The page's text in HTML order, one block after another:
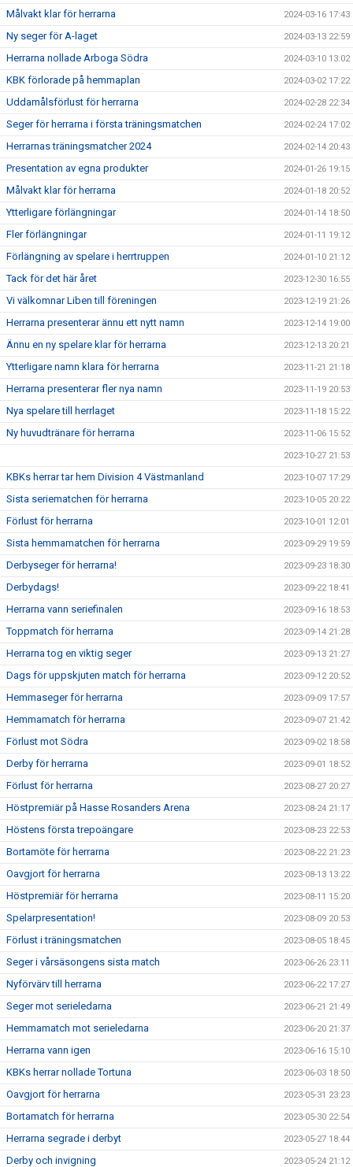
Målvakt klar för herrarna 2024-03-16 17:43
Ny seger för A-laget 2024-03-13 22:59
Herrarna nollade Arboga Södra 2024-03-10 13:02
KBK förlorade på hemmaplan 2024-03-02 17:22
Uddamålsförlust för herrarna 2024-02-28 22:34
Seger för herrarna i första träningsmatchen 2024-02-24 17:02
Herrarnas träningsmatcher 2024 2024-02-14 20:43
Presentation av egna produkter 2024-01-26 19:15
Målvakt klar för herrarna 2024-01-18 20:52
Ytterligare förlängningar 2024-01-14 18:50
Fler förlängningar 2024-01-11 19:12
Förlängning av spelare i herrtruppen 2024-01-10 21:12
Tack för det här året 2023-12-30 16:55
Vi välkomnar Liben till föreningen 2023-12-19 21:26
Herrarna presenterar ännu ett nytt namn 2023-12-14 19:00
Ännu en ny spelare klar för herrarna 2023-12-13 20:21
Ytterligare namn klara för herrarna 2023-11-21 21:18
Herrarna presenterar fler nya namn 2023-11-19 20:53
Nya spelare till herrlaget 2023-11-18 15:22
Ny huvudtränare för herrarna 2023-11-06 15:52
2023-10-27 21:53
KBKs herrar tar hem Division 4 Västmanland 2023-10-07 17:29
Sista seriematchen för herrarna 2023-10-05 20:22
Förlust för herrarna 2023-10-01 12:01
Sista hemmamatchen för herrarna 2023-09-29 19:59
Derbyseger för herrarna! 2023-09-23 18:30
Derbydags! 2023-09-22 18:41
Herrarna vann seriefinalen 2023-09-16 18:53
Toppmatch för herrarna 2023-09-14 21:28
Herrarna tog en viktig seger 2023-09-13 21:27
Dags för uppskjuten match för herrarna 2023-09-12 20:52
Hemmaseger för herrarna 2023-09-09 17:57
Hemmamatch för herrarna 2023-09-07 21:42
Förlust mot Södra 2023-09-02 18:58
Derby för herrarna 2023-09-01 18:52
Förlust för herrarna 2023-08-27 20:27
Höstpremiär på Hasse Rosanders Arena 2023-08-24 21:17
Höstens första trepoängare 2023-08-23 22:53
Bortamöte för herrarna 2023-08-22 21:23
Oavgjort för herrarna 2023-08-13 13:22
Höstpremiär för herrarna 2023-08-11 15:20
Spelarpresentation! 2023-08-09 20:53
Förlust i träningsmatchen 2023-08-05 18:45
Seger i vårsäsongens sista match 2023-06-26 23:11
Nyförvärv till herrarna 2023-06-22 17:27
Seger mot serieledarna 2023-06-21 21:49
Hemmamatch mot serieledarna 2023-06-20 21:37
Herrarna vann igen 2023-06-16 15:10
KBKs herrar nollade Tortuna 2023-06-03 18:50
Oavgjort för herrarna 2023-05-31 23:23
Bortamatch för herrarna 2023-05-30 22:54
Herrarna segrade i derbyt 2023-05-27 18:44
Derby och invigning 2023-05-24 21:12